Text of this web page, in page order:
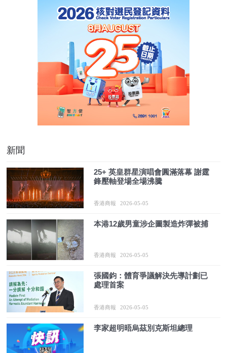
新聞
25+ 英皇群星演唱會圓滿落幕 謝霆
鋒壓軸登場全場沸騰
香港商報 2026-05-05
本港12歲男童涉企圖製造炸彈被捕
香港商報 2026-05-05
張國鈞：體育爭議解決先導計劃已
處理首案
香港商報 2026-05-05
李家超明晤烏茲別克斯坦總理